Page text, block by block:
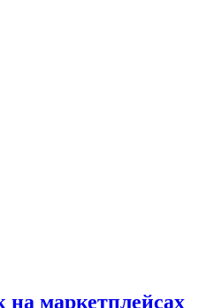
на маркетплейсах